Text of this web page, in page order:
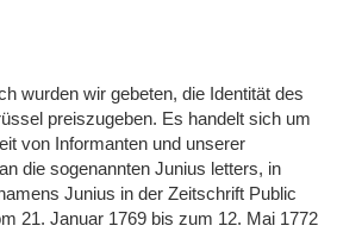
wurden wir gebeten, die Identität des
preiszugeben. Es handelt sich um
von Informanten und unserer
die sogenannten Junius letters, in
Junius in der Zeitschrift Public
21. Januar 1769 bis zum 12. Mai 1772